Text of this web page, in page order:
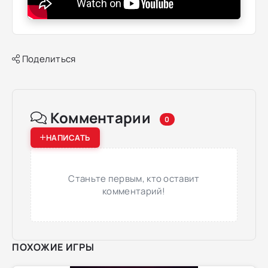
Поделиться
Комментарии 0
НАПИСАТЬ
Станьте первым, кто оставит
комментарий!
ПОХОЖИЕ ИГРЫ